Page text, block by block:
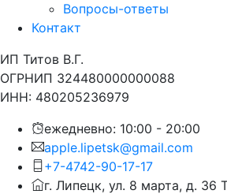
Вопросы-ответы
Контакт
ИП Титов В.Г.
ОГРНИП 324480000000088
ИНН: 480205236979
ежедневно: 10:00 - 20:00
apple.lipetsk@gmail.com
+7-4742-90-17-17
г. Липецк, ул. 8 марта, д.